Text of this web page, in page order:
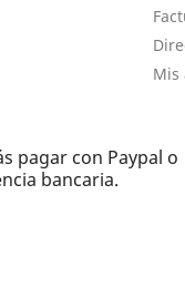
Mis
pagar con Paypal o
bancaria.